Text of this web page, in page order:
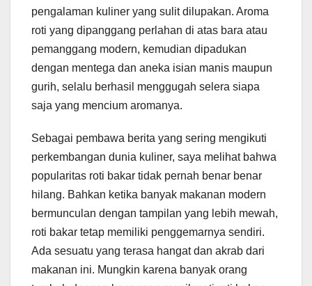
pengalaman kuliner yang sulit dilupakan. Aroma
roti yang dipanggang perlahan di atas bara atau
pemanggang modern, kemudian dipadukan
dengan mentega dan aneka isian manis maupun
gurih, selalu berhasil menggugah selera siapa
saja yang mencium aromanya.
Sebagai pembawa berita yang sering mengikuti
perkembangan dunia kuliner, saya melihat bahwa
popularitas roti bakar tidak pernah benar benar
hilang. Bahkan ketika banyak makanan modern
bermunculan dengan tampilan yang lebih mewah,
roti bakar tetap memiliki penggemarnya sendiri.
Ada sesuatu yang terasa hangat dan akrab dari
makanan ini. Mungkin karena banyak orang